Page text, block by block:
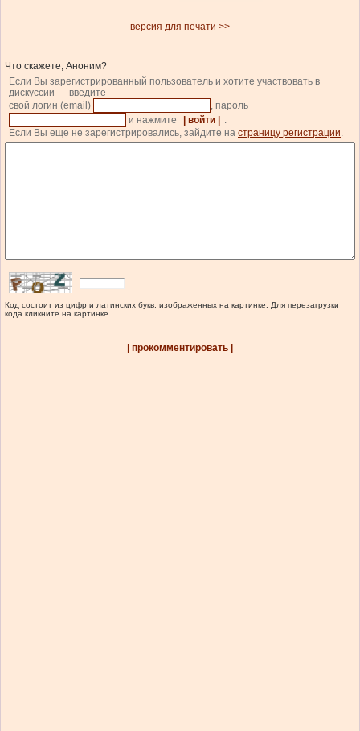
версия для печати >>
Что скажете, Аноним?
Если Вы зарегистрированный пользователь и хотите участвовать в
дискуссии — введите
свой логин (email)
, пароль
и нажмите
| войти |
.
Если Вы еще не зарегистрировались, зайдите на страницу регистрации.
Код состоит из цифр и латинских букв, изображенных на картинке. Для перезагрузки
кода кликните на картинке.
| прокомментировать |